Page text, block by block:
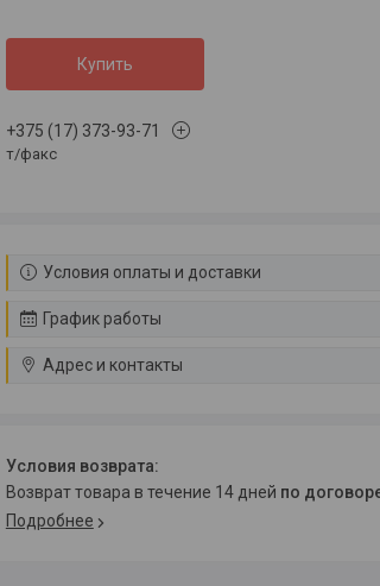
Купить
+375 (17) 373-93-71
т/факс
Условия оплаты и доставки
График работы
Адрес и контакты
возврат товара в течение 14 дней по
Подробнее